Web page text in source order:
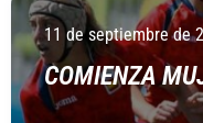
11 de septiembre de
COMIENZA